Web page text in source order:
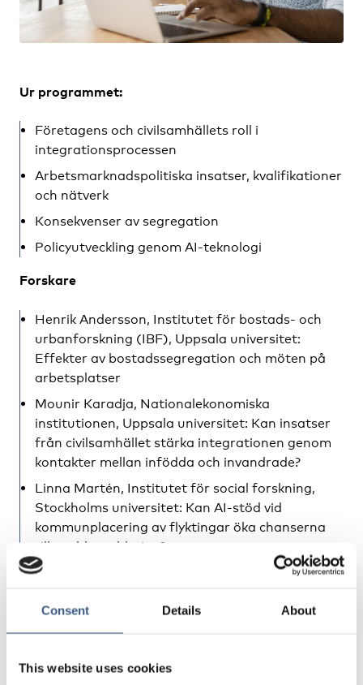
Consent Details About
This website uses cookies
Ur programmet:
Företagens och civilsamhällets roll i
integrationsprocessen
Arbetsmarknadspolitiska insatser, kvalifikationer
och nätverk
Konsekvenser av segregation
Policyutveckling genom AI-teknologi
Forskare
Henrik Andersson, Institutet för bostads- och
urbanforskning (IBF), Uppsala universitet:
Effekter av bostadssegregation och möten på
arbetsplatser
Mounir Karadja, Nationalekonomiska
institutionen, Uppsala universitet: Kan insatser
från civilsamhället stärka integrationen genom
kontakter mellan infödda och invandrade?
Linna Martén, Institutet för social forskning,
Stockholms universitet: Kan AI-stöd vid
kommunplacering av flyktingar öka chanserna
till snabb etablering?
Anna Thoresson
Varför betalar vissa arbetsgivare mer, och hur
påverkar det skillnaderna på arbetsmarknaden?
fokus på språk och arbete ökar chanserna för